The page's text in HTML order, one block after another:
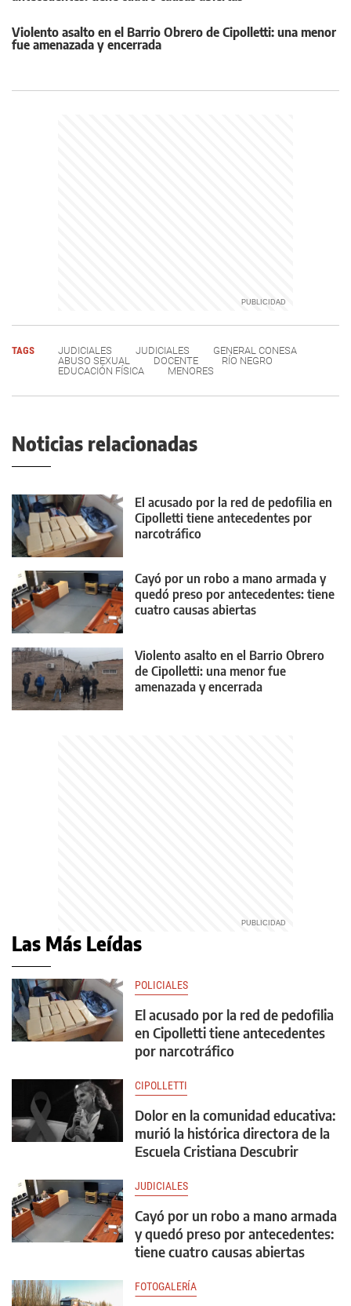
Violento asalto en el Barrio Obrero de Cipolletti: una menor
fue amenazada y encerrada
TAGS JUDICIALES JUDICIALES
GENERAL CONESA
ABUSO SEXUAL
DOCENTE
RÍO NEGRO
EDUCACIÓN FÍSICA
MENORES
Noticias relacionadas
El acusado por la red de pedofilia en
Cipolletti tiene antecedentes por
narcotráfico
Cayó por un robo a mano armada y
quedó preso por antecedentes: tiene
cuatro causas abiertas
Violento asalto en el Barrio Obrero
de Cipolletti: una menor fue
amenazada y encerrada
Las Más Leídas
POLICIALES
El acusado por la red de pedofilia
en Cipolletti tiene antecedentes
por narcotráfico
CIPOLLETTI
Dolor en la comunidad educativa:
murió la histórica directora de la
Escuela Cristiana Descubrir
JUDICIALES
Cayó por un robo a mano armada
y quedó preso por antecedentes:
tiene cuatro causas abiertas
FOTOGALERÍA